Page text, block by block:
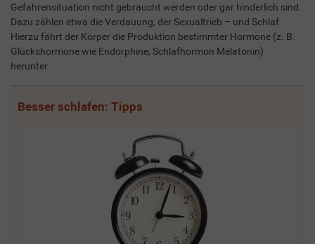
Gefahrensituation nicht gebraucht werden oder gar hinderlich sind.
Dazu zählen etwa die Verdauung, der Sexualtrieb – und Schlaf.
Hierzu fährt der Körper die Produktion bestimmter Hormone (z. B.
Glückshormone wie Endorphine, Schlafhormon Melatonin)
herunter.
Besser schlafen: Tipps